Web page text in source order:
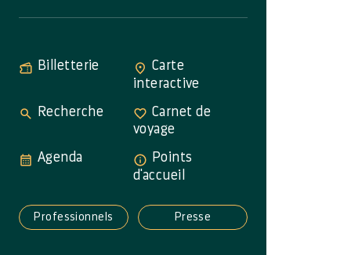
Billetterie
Carte
interactive
Recherche
Carnet de
voyage
Agenda
Points
d'accueil
Professionnels Presse